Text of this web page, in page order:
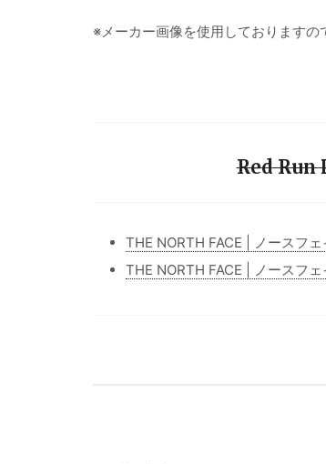
※メーカー画像を使用しておりますの
Red Run
THE NORTH FACE | ノースフ
THE NORTH FACE | ノースフ